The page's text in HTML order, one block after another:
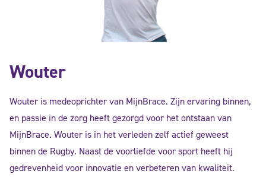
Wouter
Wouter is medeoprichter van MijnBrace. Zijn ervaring binnen,
en passie in de zorg heeft gezorgd voor het ontstaan van
MijnBrace. Wouter is in het verleden zelf actief geweest
binnen de Rugby. Naast de voorliefde voor sport heeft hij
gedrevenheid voor innovatie en verbeteren van kwaliteit.